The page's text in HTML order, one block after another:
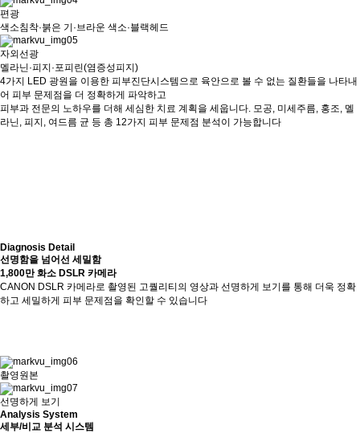
편광
색소침착·붉은 기·브라운 색소·블랙헤드
자외선광
멜라닌·피지·포피린(염증성피지)
4가지 LED 광원을 이용한 피부진단시스템으로 육안으로 볼 수 없는 질환들을 나타내
어 피부 문제점을 더 정확하게 파악하고
피부과 전문의 노하우를 더해 세심한 치료 계획을 세웁니다. 모공, 미세주름, 홍조, 멜
라닌, 피지, 여드름 균 등 총 12가지 피부 문제점 분석이 가능합니다
Diagnosis Detail
선명함을 넘어선 세밀함
1,800만 화소 DSLR 카메라
CANON DSLR 카메라로 촬영된 고퀄리티의 영상과 선명하게 보기를 통해 더욱 정확
하고 세밀하게 피부 문제점을 확인할 수 있습니다
촬영원본
선명하게 보기
Analysis System
세부/비교 분석 시스템